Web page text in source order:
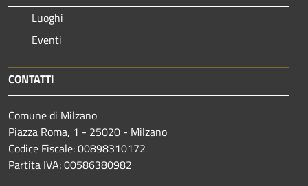
Luoghi
Eventi
CONTATTI
Comune di Milzano
Piazza Roma, 1 - 25020 - Milzano
Codice Fiscale: 00898310172
Partita IVA: 00586380982